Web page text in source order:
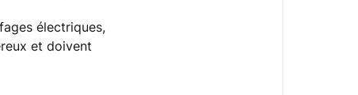
électriques,
et doivent